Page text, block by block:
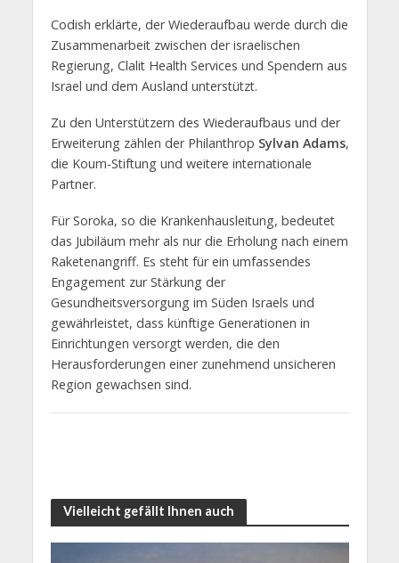
Codish erklärte, der Wiederaufbau werde durch die
Zusammenarbeit zwischen der israelischen
Regierung, Clalit Health Services und Spendern aus
Israel und dem Ausland unterstützt.
Zu den Unterstützern des Wiederaufbaus und der
Erweiterung zählen der Philanthrop Sylvan Adams,
die Koum-Stiftung und weitere internationale
Partner.
Für Soroka, so die Krankenhausleitung, bedeutet
das Jubiläum mehr als nur die Erholung nach einem
Raketenangriff. Es steht für ein umfassendes
Engagement zur Stärkung der
Gesundheitsversorgung im Süden Israels und
gewährleistet, dass künftige Generationen in
Einrichtungen versorgt werden, die den
Herausforderungen einer zunehmend unsicheren
Region gewachsen sind.
Vielleicht gefällt Ihnen auch